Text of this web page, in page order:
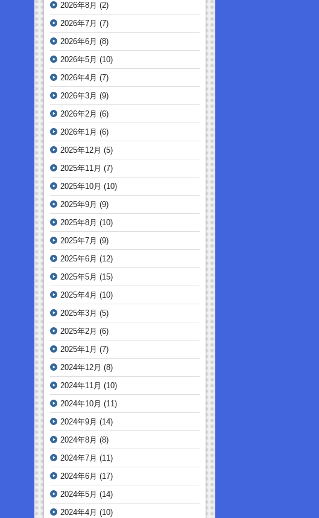
2026年8月 (2)
2026年7月 (7)
2026年6月 (8)
2026年5月 (10)
2026年4月 (7)
2026年3月 (9)
2026年2月 (6)
2026年1月 (6)
2025年12月 (5)
2025年11月 (7)
2025年10月 (10)
2025年9月 (9)
2025年8月 (10)
2025年7月 (9)
2025年6月 (12)
2025年5月 (15)
2025年4月 (10)
2025年3月 (5)
2025年2月 (6)
2025年1月 (7)
2024年12月 (8)
2024年11月 (10)
2024年10月 (11)
2024年9月 (14)
2024年8月 (8)
2024年7月 (11)
2024年6月 (17)
2024年5月 (14)
2024年4月 (10)